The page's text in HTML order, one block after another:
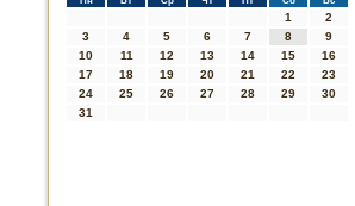
1
2
3
4 5 6 7 8
9
10
11 12 13 14 15
16
17
18 19 20 21 22
23
24
25 26 27 28 29
30
31